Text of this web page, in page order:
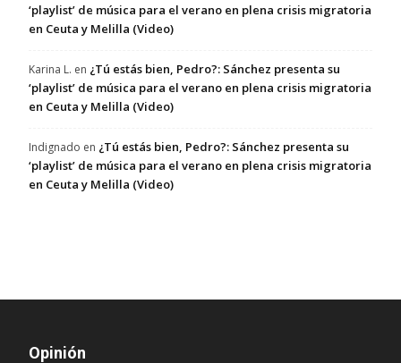
‘playlist’ de música para el verano en plena crisis migratoria
en Ceuta y Melilla (Video)
Karina L. en ¿Tú estás bien, Pedro?: Sánchez presenta su
‘playlist’ de música para el verano en plena crisis migratoria
en Ceuta y Melilla (Video)
Indignado en ¿Tú estás bien, Pedro?: Sánchez presenta su
‘playlist’ de música para el verano en plena crisis migratoria
en Ceuta y Melilla (Video)
Opinión